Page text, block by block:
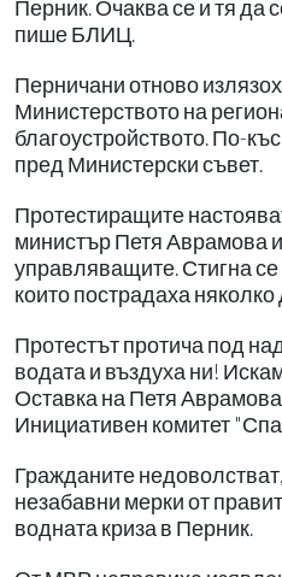
Перник. Очаква се и тя да
пише БЛИЦ.
Перничани отново
Министерството на
благоустройството. По-
пред Министерски съвет.
Протестиращите
министър Петя Аврамова и
управляващите. Стигна
които пострадаха
Протестът протича под
водата и въздуха ни!
Оставка на Петя
Инициативен комитет
Гражданите
незабавни мерки от
водната криза в Перник.